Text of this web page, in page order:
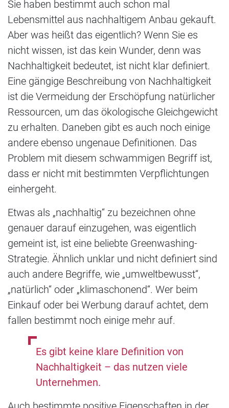
Sie haben bestimmt auch schon mal
Lebensmittel aus nachhaltigem Anbau gekauft.
Aber was heißt das eigentlich? Wenn Sie es
nicht wissen, ist das kein Wunder, denn was
Nachhaltigkeit bedeutet, ist nicht klar definiert.
Eine gängige Beschreibung von Nachhaltigkeit
ist die Vermeidung der Erschöpfung natürlicher
Ressourcen, um das ökologische Gleichgewicht
zu erhalten. Daneben gibt es auch noch einige
andere ebenso ungenaue Definitionen. Das
Problem mit diesem schwammigen Begriff ist,
dass er nicht mit bestimmten Verpflichtungen
einhergeht.
Etwas als „nachhaltig“ zu bezeichnen ohne
genauer darauf einzugehen, was eigentlich
gemeint ist, ist eine beliebte Greenwashing-
Strategie. Ähnlich unklar und nicht definiert sind
auch andere Begriffe, wie „umweltbewusst“,
„natürlich“ oder „klimaschonend“. Wer beim
Einkauf oder bei Werbung darauf achtet, dem
fallen bestimmt noch einige mehr auf.
Es gibt keine klare Definition von
Nachhaltigkeit – das nutzen viele
Unternehmen.